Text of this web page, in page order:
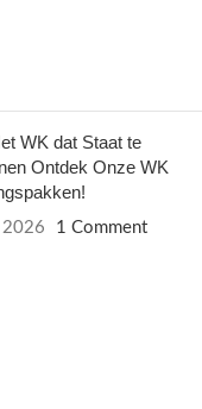
WK dat Staat te
Ontdek Onze WK
1 Comment